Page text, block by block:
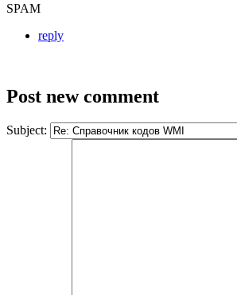
SPAM
reply
Post new comment
Subject: